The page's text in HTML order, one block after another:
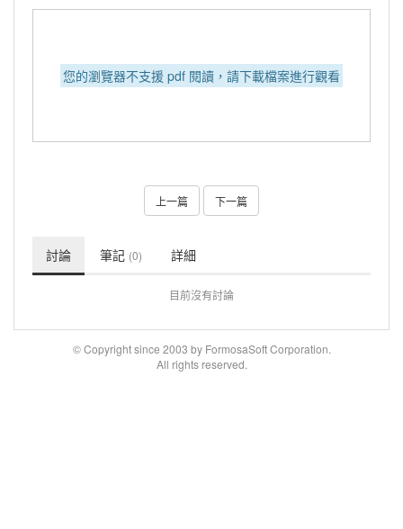
您的瀏覽器不支援 pdf 閱讀，請下載檔案進行觀看
上一篇 下一篇
討論 筆記 (0) 詳細
目前沒有討論
© Copyright since 2003 by FormosaSoft Corporation.
All rights reserved.